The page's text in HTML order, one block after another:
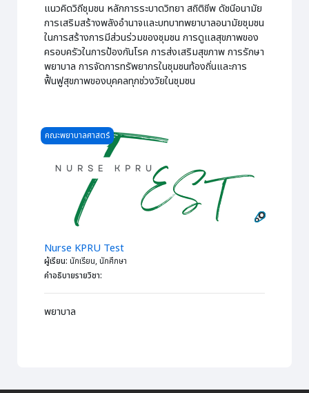
แนวคิดวิถีชุมชน หลักการระบาดวิทยา สถิติชีพ ดัชนีอนามัย
การเสริมสร้างพลังอำนาจและบทบาทพยาบาลอนามัยชุมชน
ในการสร้างการมีส่วนร่วมของชุมชน การดูแลสุขภาพของ
ครอบครัวในการป้องกันโรค การส่งเสริมสุขภาพ การรักษา
พยาบาล การจัดการทรัพยากรในชุมชนท้องถิ่นและการ
ฟื้นฟูสุขภาพของบุคคลทุกช่วงวัยในชุมชน
Course image Nurse KPRU Test
คณะพยาบาลศาสตร์
Nurse KPRU Test
ผู้เรียน: นักเรียน, นักศึกษา
คำอธิบายรายวิชา:
พยาบาล